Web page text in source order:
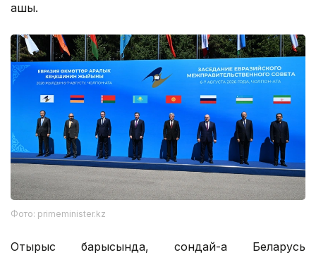
ашық.
Фото: primeminister.kz
Отырыс барысында, сондай-ақ Беларусь